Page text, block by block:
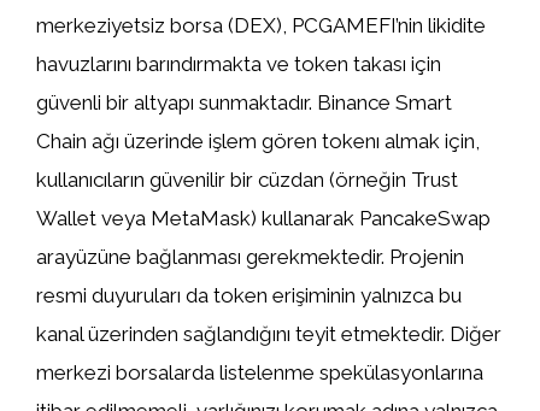
merkeziyetsiz borsa (DEX), PCGAMEFI’nin likidite
havuzlarını barındırmakta ve token takası için
güvenli bir altyapı sunmaktadır. Binance Smart
Chain ağı üzerinde işlem gören tokenı almak için,
kullanıcıların güvenilir bir cüzdan (örneğin Trust
Wallet veya MetaMask) kullanarak PancakeSwap
arayüzüne bağlanması gerekmektedir. Projenin
resmi duyuruları da token erişiminin yalnızca bu
kanal üzerinden sağlandığını teyit etmektedir. Diğer
merkezi borsalarda listelenme spekülasyonlarına